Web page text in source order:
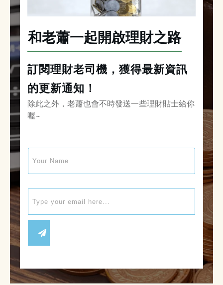
和老蕭一起開啟理財之路
訂閱理財老司機，獲得最新資訊
的更新通知！
除此之外，老蕭也會不時發送一些理財貼士給你
喔~